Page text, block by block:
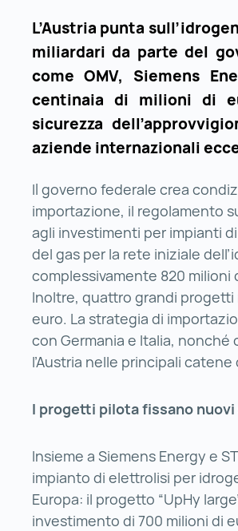
L’Austria punta
miliardari da parte del
come OMV, Siemens
centinaia di milioni di
sicurezza
aziende internazionali
Il governo federale crea
importazione, il regolamento
agli investimenti per impianti
del gas per la rete iniziale
complessivamente 820 milioni
Inoltre, quattro grandi progetti
euro. La strategia di
con Germania e Italia, nonché
l’Austria nelle principali
I progetti pilota fissano
Insieme a Siemens Energy e
impianto di elettrolisi per
Europa: il progetto “UpHy
investimento di 700 milioni di